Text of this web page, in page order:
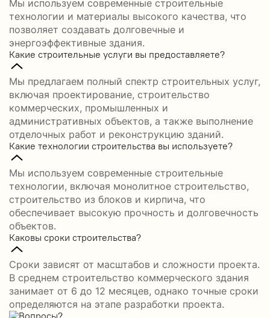
Мы используем современные строительные
технологии и материалы высокого качества, что
позволяет создавать долговечные и
энергоэффективные здания.
Какие строительные услуги вы предоставляете?
Мы предлагаем полный спектр строительных услуг,
включая проектирование, строительство
коммерческих, промышленных и
административных объектов, а также выполнение
отделочных работ и реконструкцию зданий.
Какие технологии строительства вы используете?
Мы используем современные строительные
технологии, включая монолитное строительство,
строительство из блоков и кирпича, что
обеспечивает высокую прочность и долговечность
объектов.
Каковы сроки строительства?
Сроки зависят от масштабов и сложности проекта.
В среднем строительство коммерческого здания
занимает от 6 до 12 месяцев, однако точные сроки
определяются на этапе разработки проекта.